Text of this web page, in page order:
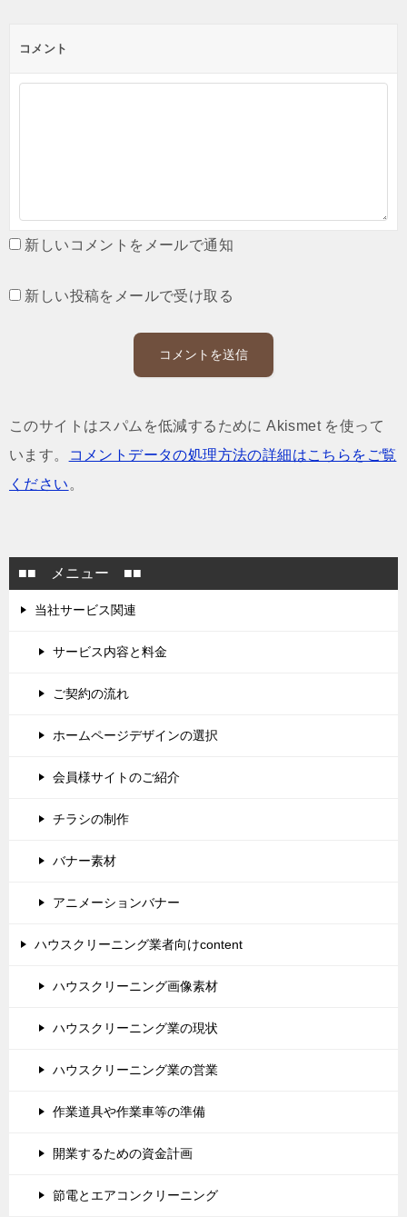
コメント
新しいコメントをメールで通知
新しい投稿をメールで受け取る
このサイトはスパムを低減するために Akismet を使って
います。
コメントデータの処理方法の詳細はこちらをご覧
ください 。
■■ メニュー ■■
当社サービス関連
サービス内容と料金
ご契約の流れ
ホームページデザインの選択
会員様サイトのご紹介
チラシの制作
バナー素材
アニメーションバナー
ハウスクリーニング業者向けcontent
ハウスクリーニング画像素材
ハウスクリーニング業の現状
ハウスクリーニング業の営業
作業道具や作業車等の準備
開業するための資金計画
節電とエアコンクリーニング